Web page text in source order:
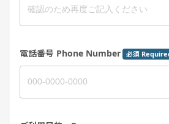
電話番号 Phone Number 必須